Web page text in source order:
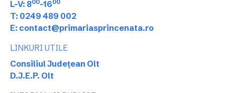
L-V: 800-1600
T: 0249 489 002
E: contact@primariasprincenata.ro
LINKURI UTILE
Consiliul Județean Olt
D.J.E.P. Olt